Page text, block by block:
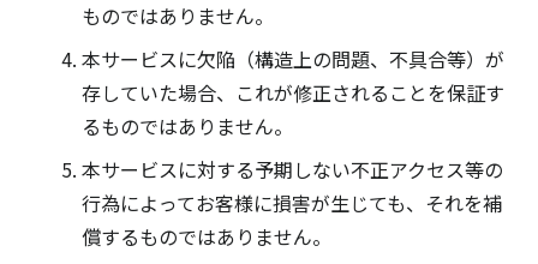
ものではありません。
本サービスに欠陥（構造上の問題、不具合等）が
存していた場合、これが修正されることを保証す
るものではありません。
本サービスに対する予期しない不正アクセス等の
行為によってお客様に損害が生じても、それを補
償するものではありません。